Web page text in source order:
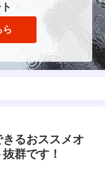
ら
るおススメオ
群です！